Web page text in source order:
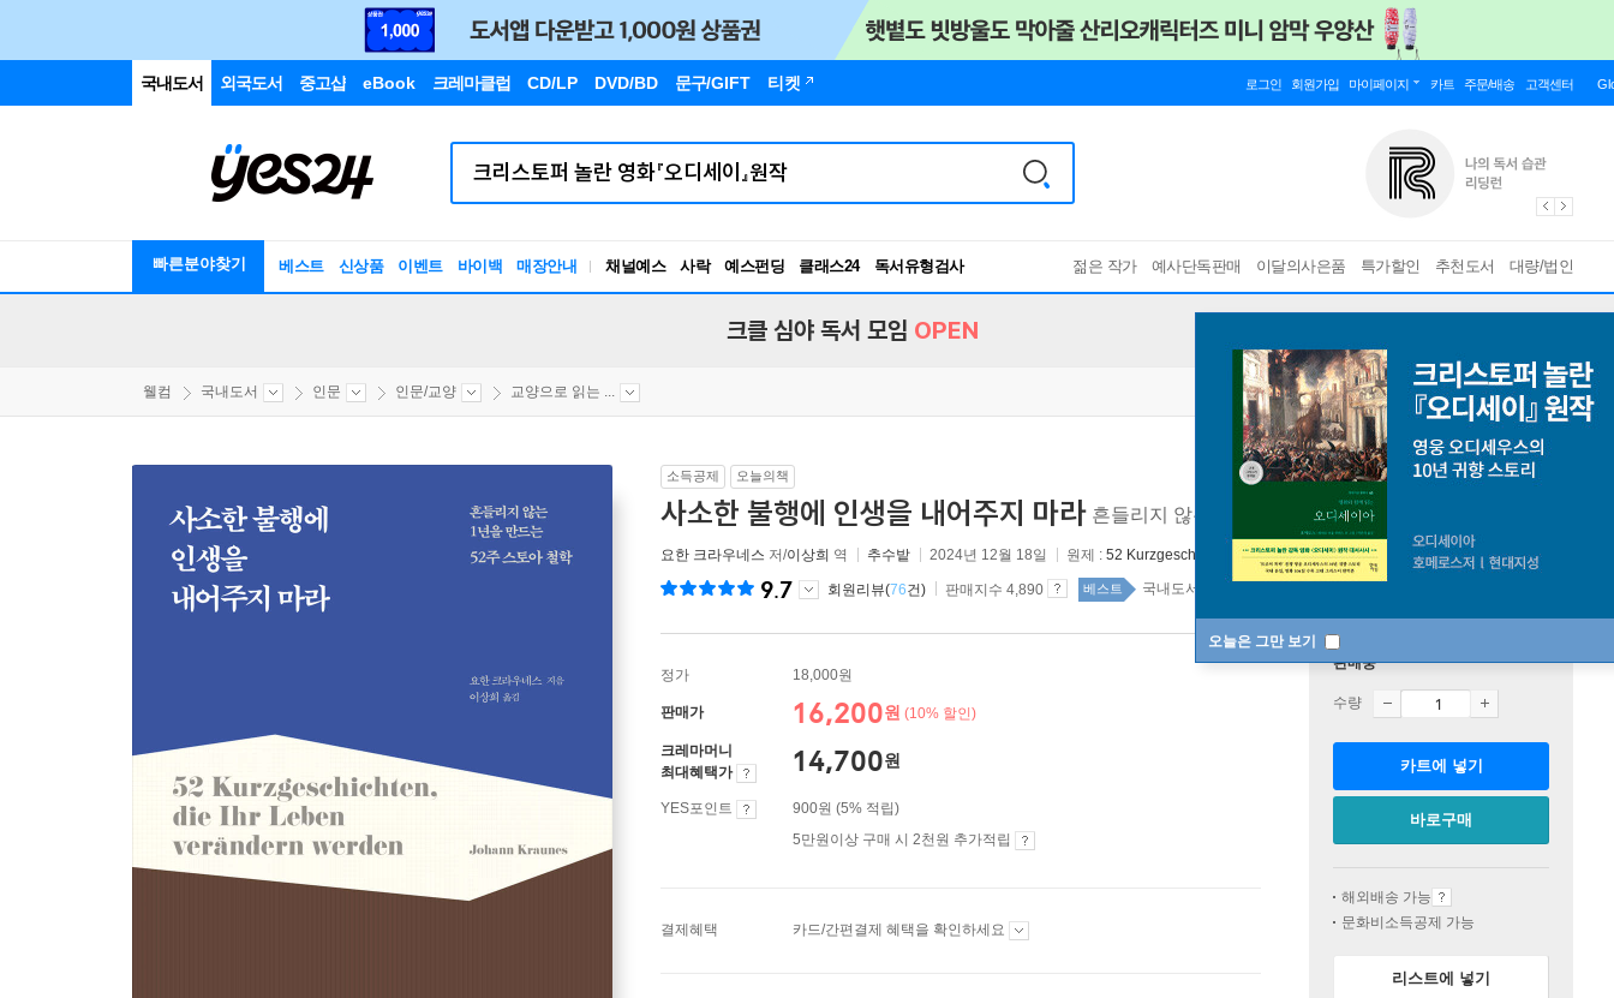
국내도서 외국도서 중고샵 eBook 크레마클럽 CD/LP DVD/BD 문구/GIFT 티켓 로그인 회원가입 마이페이지 카트 주문/배송 고객센터
빠른분야찾기 베스트 신상품 이벤트 바이백 매장안내 채널예스 사락 예스펀딩 클래스24
RBTI Lab
독서유형검사
젊은 작가 예사단독판매 이달의사은품 특가할인 추천도서 대량/법인
오늘은 그만 보기
크클 심야 독서 모임 OPEN
웰컴 국내도서 인문 인문/교양 교양으로 읽는 ...
소득공제 오늘의책
사소한 불행에 인생을 내어주지 마라 흔들리지 않는 1년을 만드는 52주 스토아 철학
요한 크라우네스 저/이상희 역 추수밭 2024년 12월 18일 원제 : 52 Kurzgeschichten, die Ihr Leben verandern werden
9.7 회원리뷰(76건) 판매지수 4,890 베스트 국내도서 top100 5주
정가 18,000원
판매가 16,200원 (10% 할인)
크레마머니
최대혜택가
14,700원
YES포인트
900원 (5% 적립)
5만원이상 구매 시 2천원 추가적립
결제혜택 카드/간편결제 혜택을 확인하세요
판매중
수량
카트에 넣기
바로구매
해외배송 가능
문화비소득공제 가능
리스트에 넣기